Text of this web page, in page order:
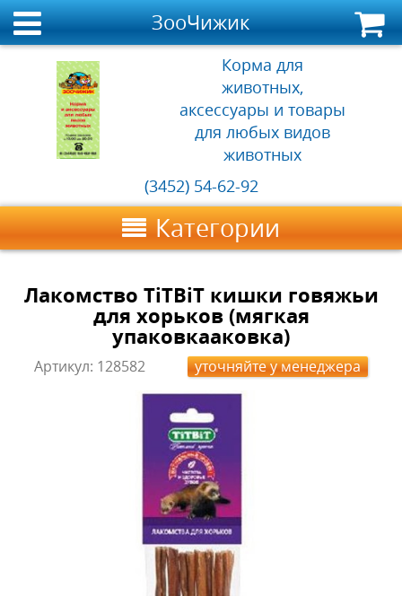
ЗооЧижик
Корма для
животных,
аксессуары и товары
для любых видов
животных
(3452) 54-62-92
Категории
Лакомство TiTBiT кишки говяжьи
для хорьков (мягкая
упаковкааковка)
Артикул: 128582 уточняйте у менеджера